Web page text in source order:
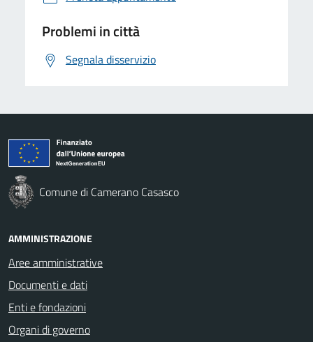
Problemi in città
Segnala disservizio
Comune di Camerano Casasco
AMMINISTRAZIONE
Aree amministrative
Documenti e dati
Enti e fondazioni
Organi di governo